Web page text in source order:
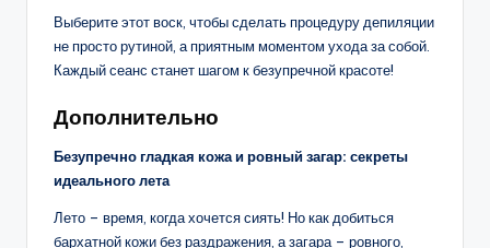
Выберите этот воск, чтобы сделать процедуру депиляции
не просто рутиной, а приятным моментом ухода за собой.
Каждый сеанс станет шагом к безупречной красоте!
Дополнительно
Безупречно гладкая кожа и ровный загар: секреты
идеального лета
Лето – время, когда хочется сиять! Но как добиться
бархатной кожи без раздражения, а загара – ровного,